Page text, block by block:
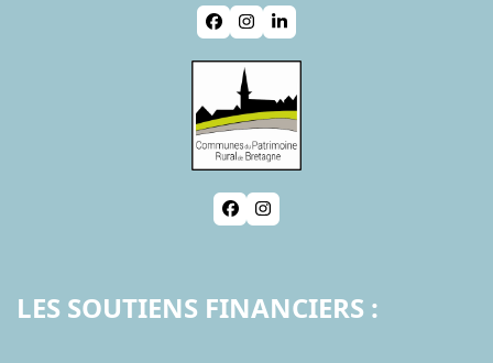
Facebook
Instagram
LinkedIn
FacebookInstagram
LES SOUTIENS FINANCIERS :